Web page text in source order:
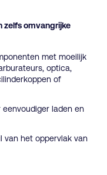
zelfs omvangrijke
met moeilijk
optica,
of
laden en
van het oppervlak van